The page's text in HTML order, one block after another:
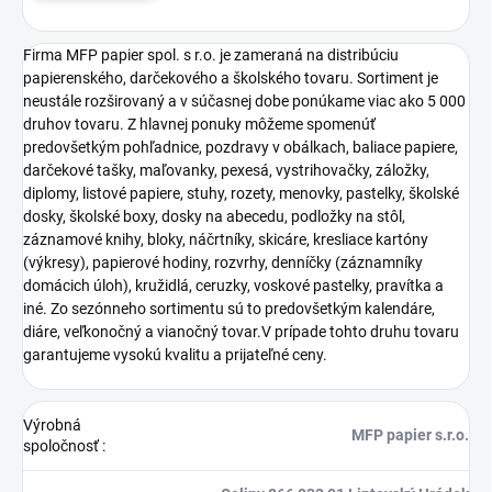
Firma MFP papier spol. s r.o. je zameraná na distribúciu
papierenského, darčekového a školského tovaru. Sortiment je
neustále rozširovaný a v súčasnej dobe ponúkame viac ako 5 000
druhov tovaru. Z hlavnej ponuky môžeme spomenúť
predovšetkým pohľadnice, pozdravy v obálkach, baliace papiere,
darčekové tašky, maľovanky, pexesá, vystrihovačky, záložky,
diplomy, listové papiere, stuhy, rozety, menovky, pastelky, školské
dosky, školské boxy, dosky na abecedu, podložky na stôl,
záznamové knihy, bloky, náčrtníky, skicáre, kresliace kartóny
(výkresy), papierové hodiny, rozvrhy, denníčky (záznamníky
domácich úloh), kružidlá, ceruzky, voskové pastelky, pravítka a
iné. Zo sezónneho sortimentu sú to predovšetkým kalendáre,
diáre, veľkonočný a vianočný tovar.V prípade tohto druhu tovaru
garantujeme vysokú kvalitu a prijateľné ceny.
Výrobná
spoločnosť:
MFP papier s.r.o.